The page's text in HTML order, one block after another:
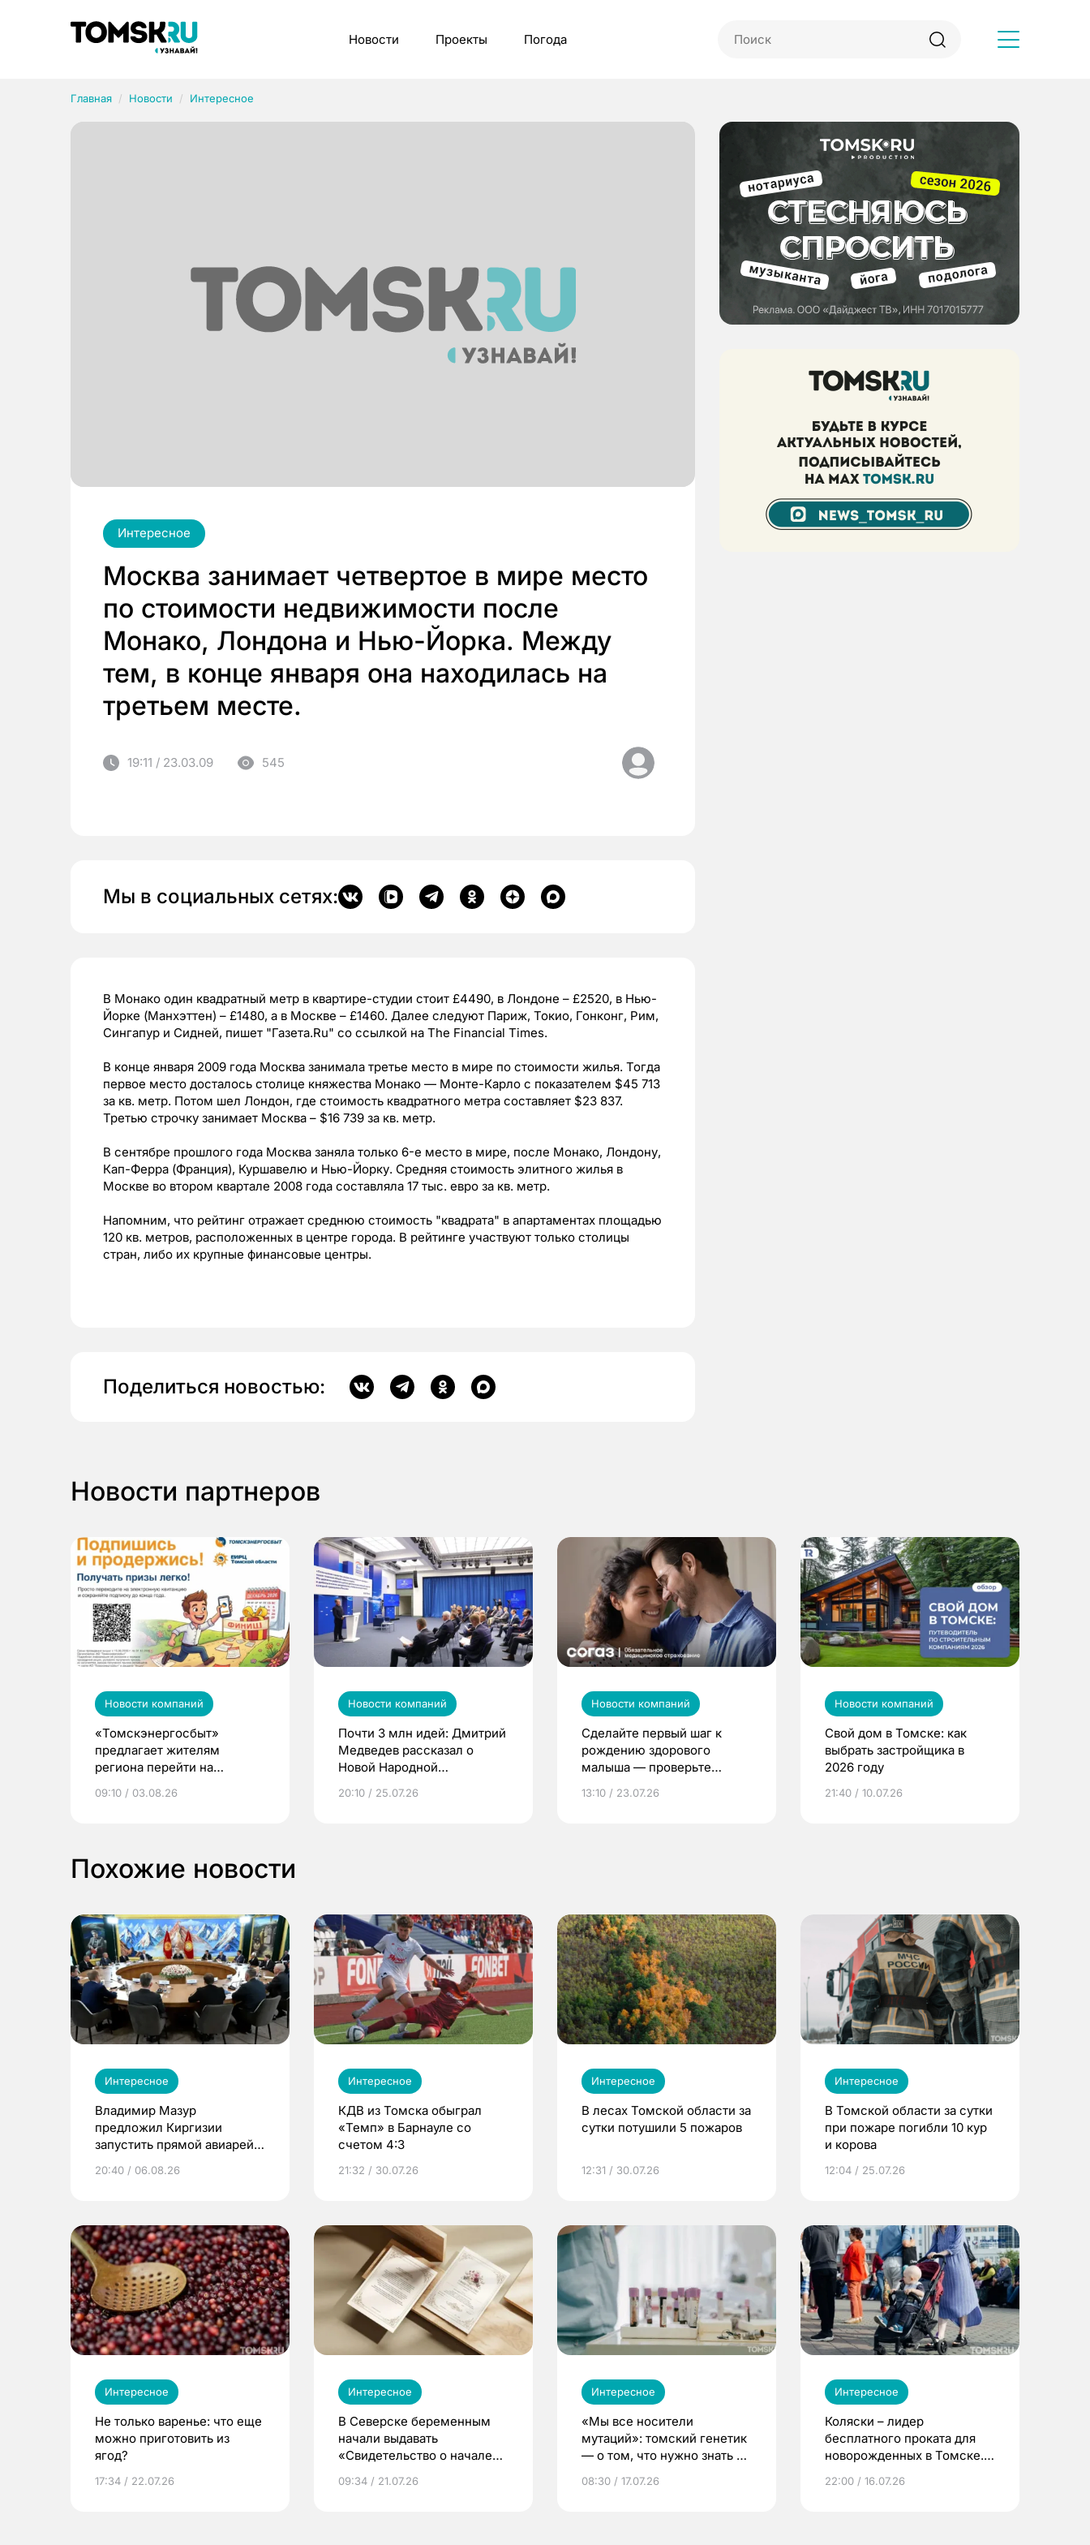
Новости Проекты Погода
Главная Новости Интересное
Интересное
Москва занимает четвертое в мире место
по стоимости недвижимости после
Монако, Лондона и Нью-Йорка. Между
тем, в конце января она находилась на
третьем месте.
19:11 / 23.03.09 545
Мы в социальных сетях:
В Монако один квадратный метр в квартире-студии стоит £4490, в Лондоне – £2520, в Нью-
Йорке (Манхэттен) – £1480, а в Москве – £1460. Далее следуют Париж, Токио, Гонконг, Рим,
Сингапур и Сидней, пишет "Газета.Ru" со ссылкой на The Financial Times.
В конце января 2009 года Москва занимала третье место в мире по стоимости жилья. Тогда
первое место досталось столице княжества Монако — Монте-Карло с показателем $45 713
за кв. метр. Потом шел Лондон, где стоимость квадратного метра составляет $23 837.
Третью строчку занимает Москва – $16 739 за кв. метр.
В сентябре прошлого года Москва заняла только 6-е место в мире, после Монако, Лондону,
Кап-Ферра (Франция), Куршавелю и Нью-Йорку. Средняя стоимость элитного жилья в
Москве во втором квартале 2008 года составляла 17 тыс. евро за кв. метр.
Напомним, что рейтинг отражает среднюю стоимость "квадрата" в апартаментах площадью
120 кв. метров, расположенных в центре города. В рейтинге участвуют только столицы
стран, либо их крупные финансовые центры.
Поделиться новостью:
Новости партнеров
Новости компаний
«Томскэнергосбыт»
предлагает жителям
региона перейти на
выиграть призы
09:10 / 03.08.26
Новости компаний
Почти 3 млн идей: Дмитрий
Медведев рассказал о
Новой Народной
20:10 / 25.07.26
Новости компаний
Сделайте первый шаг к
рождению здорового
малыша — проверьте
по ОМС!
13:10 / 23.07.26
Новости компаний
Свой дом в Томске: как
выбрать застройщика в
2026 году
21:40 / 10.07.26
Похожие новости
Интересное
Владимир Мазур
предложил Киргизии
запустить прямой авиарейс
20:40 / 06.08.26
Интересное
КДВ из Томска обыграл
«Темп» в Барнауле со
счетом 4:3
21:32 / 30.07.26
Интересное
В лесах Томской области за
сутки потушили 5 пожаров
12:31 / 30.07.26
Интересное
В Томской области за сутки
при пожаре погибли 10 кур
и корова
12:04 / 25.07.26
Интересное
Не только варенье: что еще
можно приготовить из
ягод?
17:34 / 22.07.26
Интересное
В Северске беременным
начали выдавать
«Свидетельство о начале
09:34 / 21.07.26
Интересное
«Мы все носители
мутаций»: томский генетик
— о том, что нужно знать до
08:30 / 17.07.26
Интересное
Коляски – лидер
бесплатного проката для
новорожденных в Томске.
22:00 / 16.07.26
Рубрики